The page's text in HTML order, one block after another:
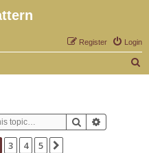
Login
Register
Search
3 4 5